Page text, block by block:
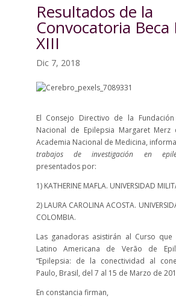
Resultados de la
Convocatoria Beca
XIII
Dic 7, 2018
El Consejo Directivo de la
Nacional de Epilepsia Margaret
Academia Nacional de Medicina,
trabajos de investigación en
presentados por:
1) KATHERINE MAFLA. UNIVERSIDAD
2) LAURA CAROLINA ACOSTA.
COLOMBIA.
Las ganadoras asistirán al Curso que
Latino Americana de Verão de
“Epilepsia: de la conectividad al
Paulo, Brasil, del 7 al 15 de Marzo de
En constancia firman,